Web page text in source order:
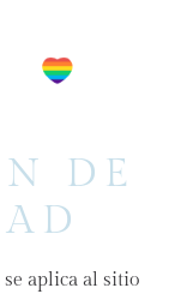
DE
se aplica al sitio